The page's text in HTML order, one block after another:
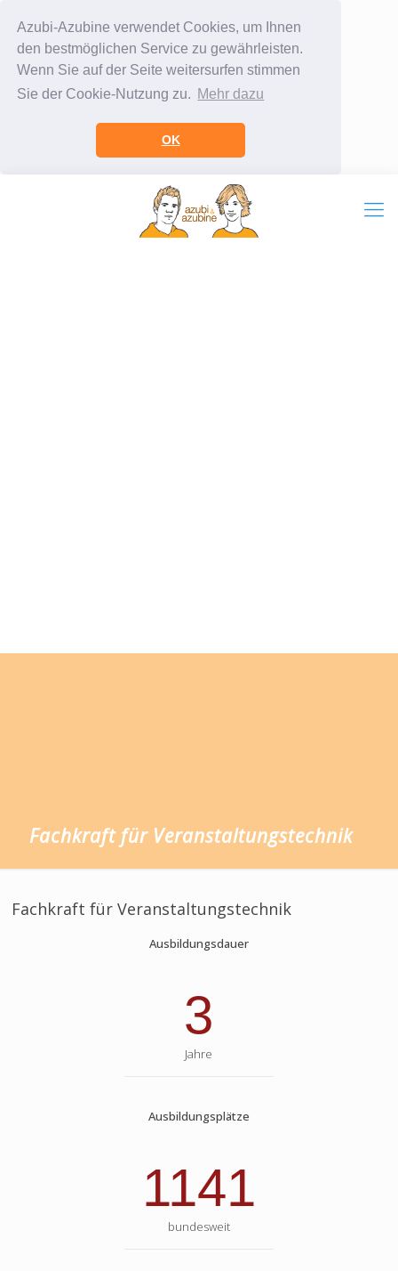
Azubi-Azubine verwendet Cookies, um Ihnen
den bestmöglichen Service zu gewährleisten.
Wenn Sie auf der Seite weitersurfen stimmen
Sie der Cookie-Nutzung zu. Mehr dazu
OK
Fachkraft für Veranstaltungstechnik
Fachkraft für Veranstaltungstechnik
Ausbildungsdauer
3
Jahre
Ausbildungsplätze
1141
bundesweit